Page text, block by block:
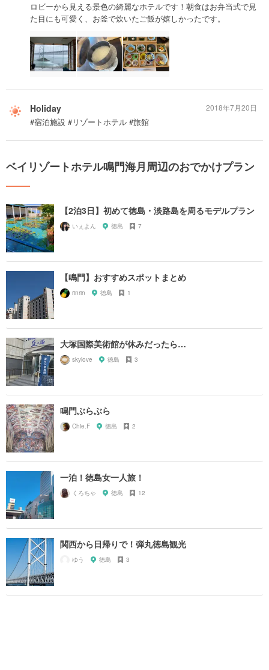
ロビーから見える景色の綺麗なホテルです！朝食はお弁当式で見
た目にも可愛く、お釜で炊いたご飯が嬉しかったです。
Holiday
#宿泊施設 #リゾートホテル #旅館
2018年7月20日
ベイリゾートホテル鳴門海月周辺のおでかけプラン
【2泊3日】初めて徳島・淡路島を周るモデルプラン
いぇよん 徳島 7
【鳴門】おすすめスポットまとめ
rinrin 徳島 1
大塚国際美術館が休みだったら…
skylove 徳島 3
鳴門ぶらぶら
Chie.F 徳島 2
一泊！徳島女一人旅！
くろちゃ 徳島 12
関西から日帰りで！弾丸徳島観光
ゆう 徳島 3